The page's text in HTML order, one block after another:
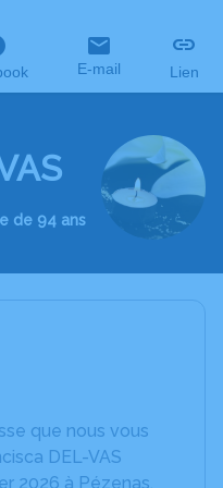
E-mail Lien
de 94 ans
que nous vous
DEL-VAS
2026 à Pézenas.